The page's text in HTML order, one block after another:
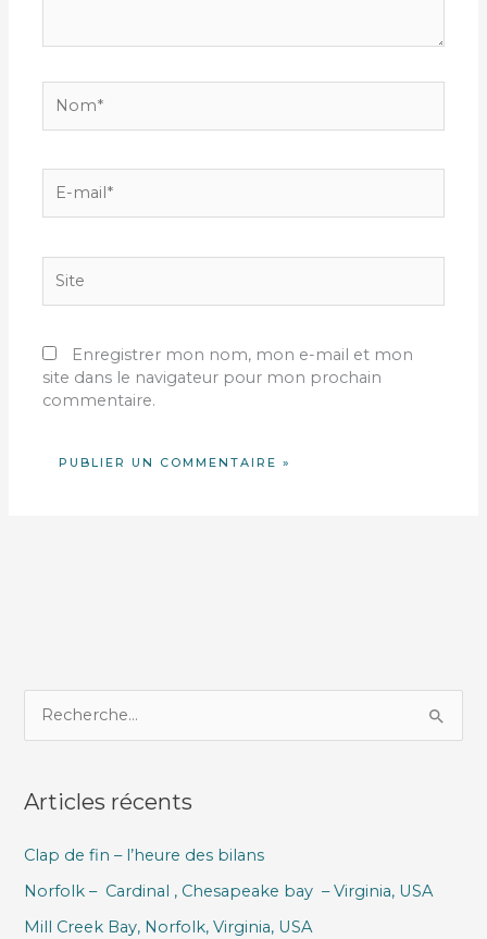
mail*
Enregistrer mon nom, mon e-mail et mon
site dans le navigateur pour mon prochain
commentaire.
e
h
r
c
h
Articles récents
Clap de fin – l’heure des bilans
Norfolk – Cardinal , Chesapeake bay – Virginia, USA
Mill Creek Bay, Norfolk, Virginia, USA